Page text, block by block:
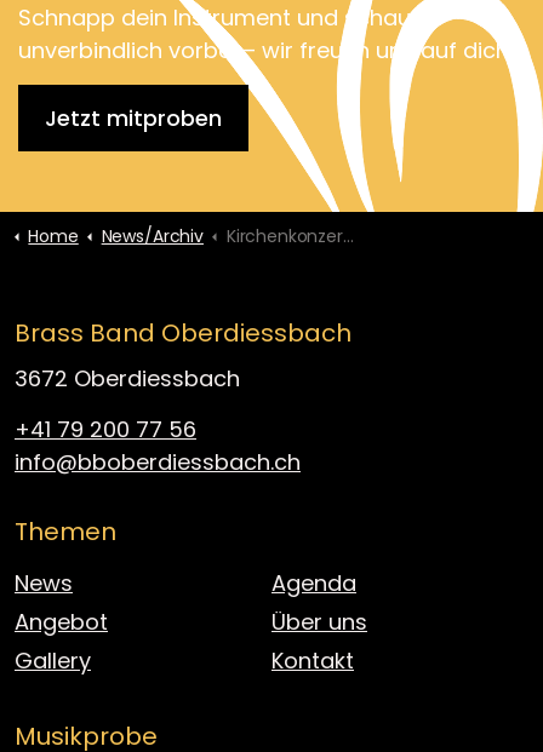
Schnapp dein Instrument und schau
unverbindlich vorbei – wir freuen uns auf dich!
Jetzt mitproben
Home News/Archiv Kirchenkonzerte vom 22.+24. November 2024
Brass Band Oberdiessbach
3672 Oberdiessbach
+41 79 200 77 56
info@bboberdiessbach.ch
Themen
News
Agenda
Angebot
Über uns
Gallery
Kontakt
Musikprobe